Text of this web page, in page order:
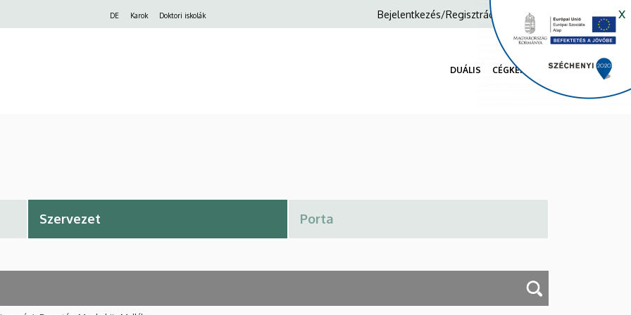
DE Karok Doktori iskolák x
Anonim
Bejelentkezés/Regisztráció
navigáció
DUÁLIS CÉGKERESŐ